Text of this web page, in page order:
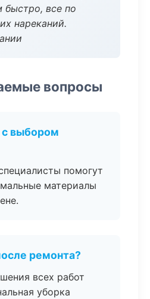
все по
нареканий.
вопросы
с выбором
помогут
материалы
ремонта?
всех работ
уборка